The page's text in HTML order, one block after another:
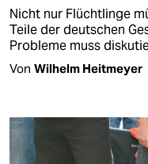
Nicht nur Flüchtlinge
Teile der deutschen
Probleme muss
Von Wilhelm Heitmeyer